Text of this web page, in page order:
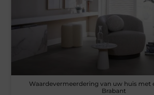
Waardevermeerdering van uw huis met
Brabant